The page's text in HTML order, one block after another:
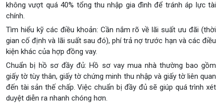
không vượt quá 40% tổng thu nhập gia đình để tránh áp lực tài
chính.
Tìm hiểu kỹ các điều khoản: Cần nắm rõ về lãi suất ưu đãi (thời
gian cố định và lãi suất sau đó), phí trả nợ trước hạn và các điều
kiện khác của hợp đồng vay.
Chuẩn bị hồ sơ đầy đủ: Hồ sơ vay mua nhà thường bao gồm
giấy tờ tùy thân, giấy tờ chứng minh thu nhập và giấy tờ liên quan
đến tài sản thế chấp. Việc chuẩn bị đầy đủ sẽ giúp quá trình xét
duyệt diễn ra nhanh chóng hơn.